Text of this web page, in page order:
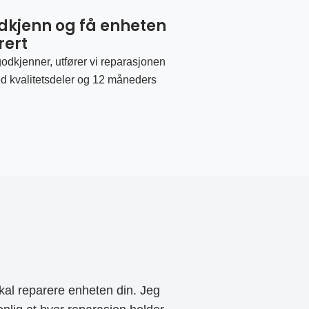
og få enheten
utfører vi reparasjonen
kvalitetsdeler og 12 måneders
reparere enheten din. Jeg